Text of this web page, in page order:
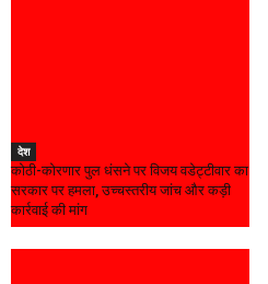
देश
कोठी-कोरणार पुल धंसने पर विजय वडेट्टीवार का
सरकार पर हमला, उच्चस्तरीय जांच और कड़ी
कार्रवाई की मांग